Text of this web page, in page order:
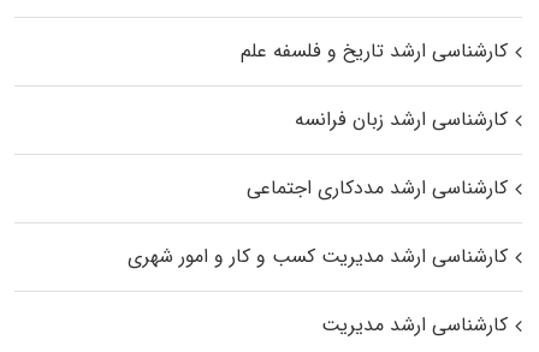
کارشناسی ارشد تاریخ و فلسفه علم
کارشناسی ارشد زبان فرانسه
کارشناسی ارشد مددکاری اجتماعی
کارشناسی ارشد مدیریت کسب و کار و امور شهری
کارشناسی ارشد مدیریت